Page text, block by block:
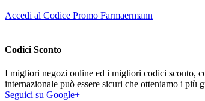
Accedi al Codice Promo Farmaermann
Codici Sconto
I migliori negozi online ed i migliori codici sconto,
internazionale può essere sicuri che otteniamo i
Seguici su Google+